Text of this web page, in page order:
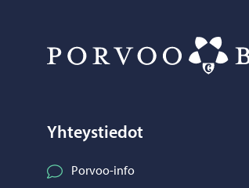
Yhteystiedot
Porvoo-info